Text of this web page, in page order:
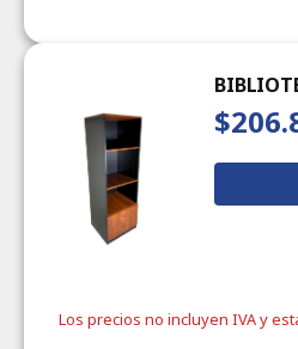
Los precios no incluyen IVA y